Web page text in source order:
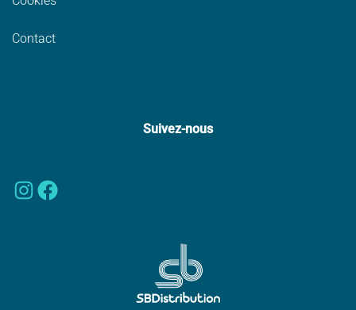
Contact
Suivez-nous
Instagram
Facebook